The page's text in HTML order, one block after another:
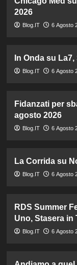
2026
Blog.IT 6 Agosto
In Onda su
Blog.IT 6 Agosto
Fidanzati per
agosto 2026
Blog.IT 6 Agosto
La Corrida su
Blog.IT 6 Agosto
RDS Summer
Uno, Stasera in
Blog.IT 6 Agosto